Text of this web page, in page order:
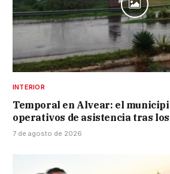
INTERIOR
Temporal en Alvear: el
operativos de asistencia tras los
7 de agosto de 2026